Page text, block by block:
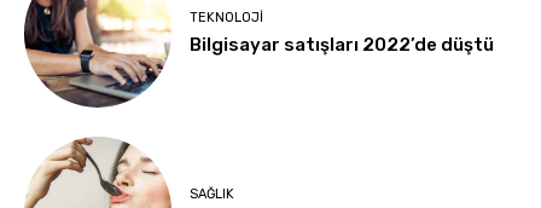
TEKNOLOJI
Bilgisayar satışları 2022’de düştü
SAĞLIK